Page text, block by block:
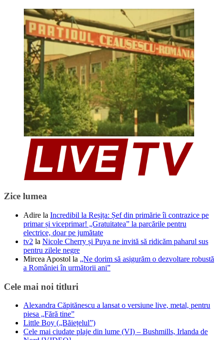
Zice lumea
Adire la Incredibil la Reșița: Șef din primărie îi contrazice pe
primar și viceprimar! „Gratuitatea” la parcările pentru
electrice, doar pe jumătate
tv2 la Nicole Cherry și Puya ne invită să ridicăm paharul sus
pentru zilele negre
Mircea Apostol la „Ne dorim să asigurăm o dezvoltare robustă
a României în următorii ani”
Cele mai noi titluri
Alexandra Căpitănescu a lansat o versiune live, metal, pentru
piesa „Fără tine”
Little Boy („Băiețelul”)
Cele mai ciudate plaje din lume (VI) – Bushmills, Irlanda de